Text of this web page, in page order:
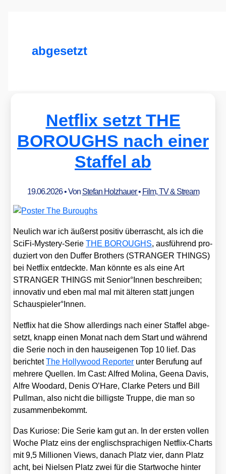
abgesetzt
Netflix setzt THE
BOROUGHS nach einer
Staffel ab
19.06.2026• Von Stefan Holzhauer• Film, TV & Stream
Neu­lich war ich äußerst posi­tiv über­rascht, als ich die
Sci­Fi-Mys­tery-SerieTHE BOROUGHS, aus­füh­rend pro­
du­ziert von den Duf­fer Brot­hers (STRANGER THINGS)
bei Net­flix ent­deck­te. Man könn­te es als eine Art
STRANGER THINGS mit Senior°Innen beschrei­ben;
inno­va­tiv und eben mal mal mit älte­ren statt jun­gen
Schauspieler°Innen.
Net­flix hat die Show aller­dings nach einer Staf­fel abge­
setzt, knapp einen Monat nach dem Start und wäh­rend
die Serie noch in den haus­ei­ge­nen Top 10 lief. Das
berich­tetThe Hol­ly­wood Repor­ter unter Beru­fung auf
meh­re­re Quel­len. Im Cast: Alfred Moli­na, Gee­na Davis,
Alf­re Woo­dard, Denis O’Ha­re, Clar­ke Peters und Bill
Pull­man, also nicht die bil­ligs­te Trup­pe, die man so
zusam­men­be­kommt.
Das Kurio­se: Die Serie kam gut an. In der ers­ten vol­len
Woche Platz eins der eng­lisch­spra­chi­gen Net­flix-Charts
mit 9,5 Mil­lio­nen Views, danach Platz vier, dann Platz
acht, bei Niel­sen Platz zwei für die Start­wo­che hin­ter